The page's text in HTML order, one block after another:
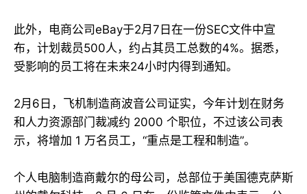
此外，电商公司eBay于2月7日在一份SEC文件中宣
布，计划裁员500人，约占其员工总数的4%。据悉，
受影响的员工将在未来24小时内得到通知。
2月6日，飞机制造商波音公司证实，今年计划在财务
和人力资源部门裁减约 2000 个职位，不过该公司表
示，将增加 1 万名员工，“重点是工程和制造”。
个人电脑制造商戴尔的母公司，总部位于美国德克萨斯